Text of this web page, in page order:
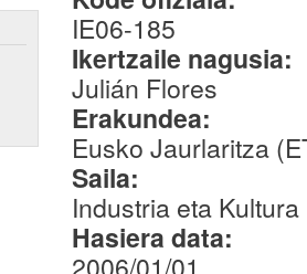
IE06-185
Ikertzaile nagusia:
Julián Flores
Erakundea:
Eusko Jaurlaritza
Saila:
Industria eta Kultura
Hasiera data: